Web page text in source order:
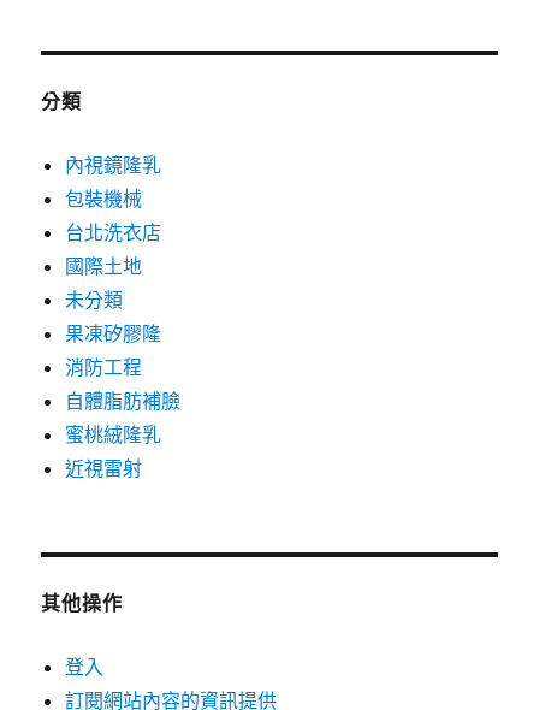
分類
內視鏡隆乳
包裝機械
台北洗衣店
國際土地
未分類
果凍矽膠隆
消防工程
自體脂肪補臉
蜜桃絨隆乳
近視雷射
其他操作
登入
訂閱網站內容的資訊提供